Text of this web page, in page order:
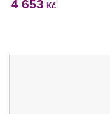
4 653 Kč